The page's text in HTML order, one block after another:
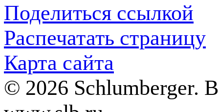
Поделиться ссылкой
Распечатать страницу
Карта сайта
© 2026 Schlumberger.